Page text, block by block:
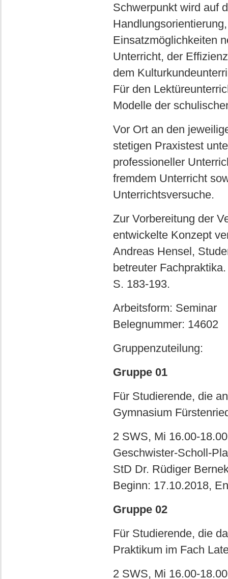
Schwerpunkt wird auf
Einsatzmöglichkeiten
Unterricht, der
dem
Für den
Modelle der
Vor Ort an den
stetigen Praxistest
professioneller
fremdem Unterricht
Unterrichtsversuche.
Zur Vorbereitung der
entwickelte Konzept
Andreas Hensel,
betreuter
S. 183-193.
Arbeitsform: Seminar
Belegnummer: 14602
Gruppenzuteilung:
Gruppe 01
Für Studierende, die
Gymnasium
2 SWS, Mi 16.00-
Geschwister-Scholl-
StD Dr. Rüdiger
Beginn: 17.10.2018,
Gruppe 02
Für Studierende, die
Praktikum im Fach
2 SWS, Mi 16.00-